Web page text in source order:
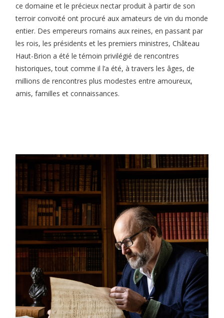
ce domaine et le précieux nectar produit à partir de son
terroir convoité ont procuré aux amateurs de vin du monde
entier. Des empereurs romains aux reines, en passant par
les rois, les présidents et les premiers ministres, Château
Haut-Brion a été le témoin privilégié de rencontres
historiques, tout comme il l’a été, à travers les âges, de
millions de rencontres plus modestes entre amoureux,
amis, familles et connaissances.